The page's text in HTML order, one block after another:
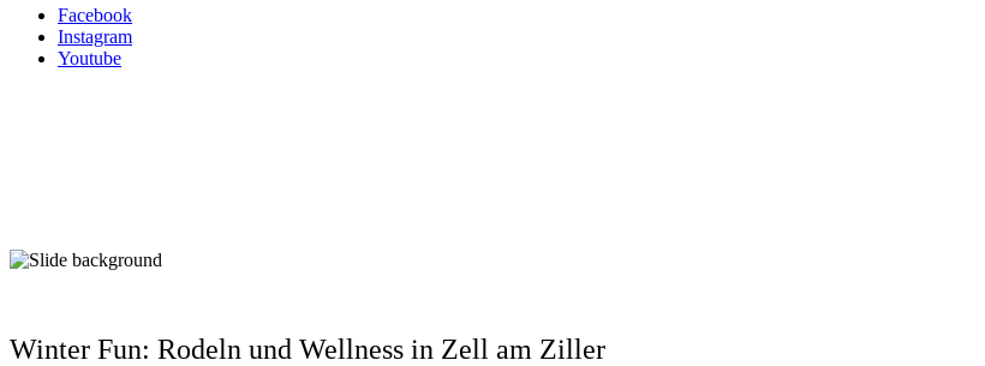
Facebook
Instagram
Youtube
Winter Fun: Rodeln und Wellness in Zell am Ziller